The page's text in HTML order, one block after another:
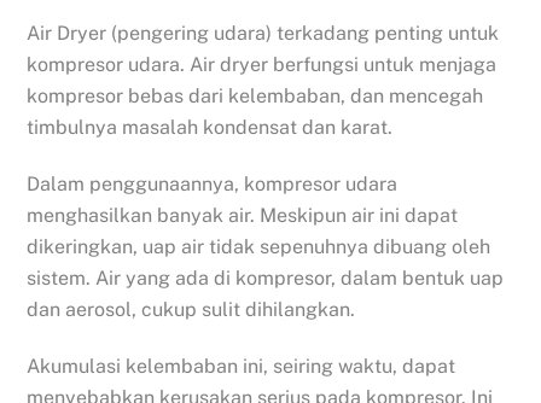
Air Dryer (pengering udara) terkadang penting untuk
kompresor udara. Air dryer berfungsi untuk menjaga
kompresor bebas dari kelembaban, dan mencegah
timbulnya masalah kondensat dan karat.
Dalam penggunaannya, kompresor udara
menghasilkan banyak air. Meskipun air ini dapat
dikeringkan, uap air tidak sepenuhnya dibuang oleh
sistem. Air yang ada di kompresor, dalam bentuk uap
dan aerosol, cukup sulit dihilangkan.
Akumulasi kelembaban ini, seiring waktu, dapat
menyebabkan kerusakan serius pada kompresor. Ini